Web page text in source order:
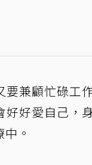
要兼顧忙碌工
好好愛自己，
。